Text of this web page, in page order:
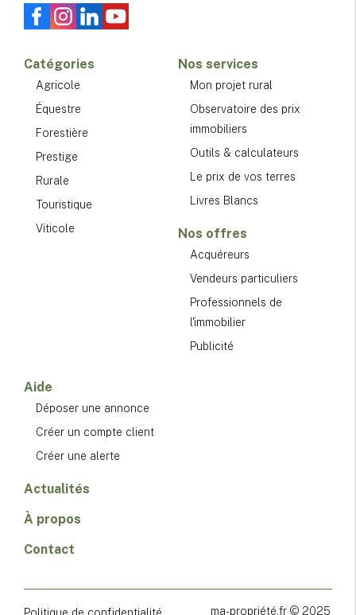
Catégories
Agricole
Équestre
Forestière
Prestige
Rurale
Touristique
Viticole
Nos services
Mon projet rural
Observatoire des prix
immobiliers
Outils & calculateurs
Le prix de vos terres
Livres Blancs
Nos offres
Acquéreurs
Vendeurs particuliers
Professionnels de
l'immobilier
Publicité
Aide
Déposer une annonce
Créer un compte client
Créer une alerte
Actualités
À propos
Contact
Politique de confidentialité ma-propriété.fr © 2025